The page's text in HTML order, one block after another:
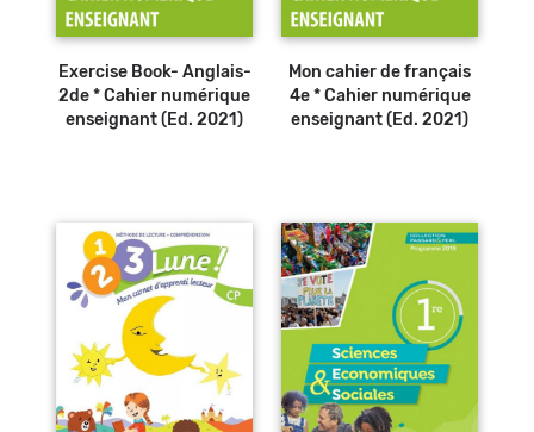
Exercise Book- Anglais-
2de * Cahier numérique
enseignant (Ed. 2021)
Mon cahier de français
4e * Cahier numérique
enseignant (Ed. 2021)